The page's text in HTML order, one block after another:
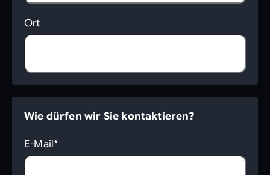
Ort
Wie dürfen wir Sie kontaktieren?
E-Mail*